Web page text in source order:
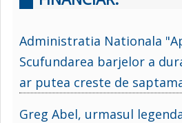
Administratia Nationala
Scufundarea barjelor a
ar putea creste de
Greg Abel, urmasul